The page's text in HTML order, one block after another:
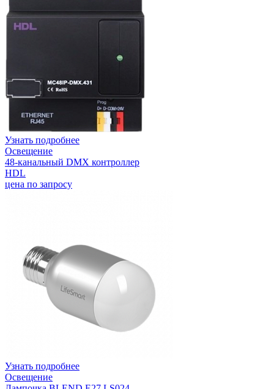
Узнать подробнее
Освещение
48-канальный DMX контроллер
HDL
цена по запросу
Узнать подробнее
Освещение